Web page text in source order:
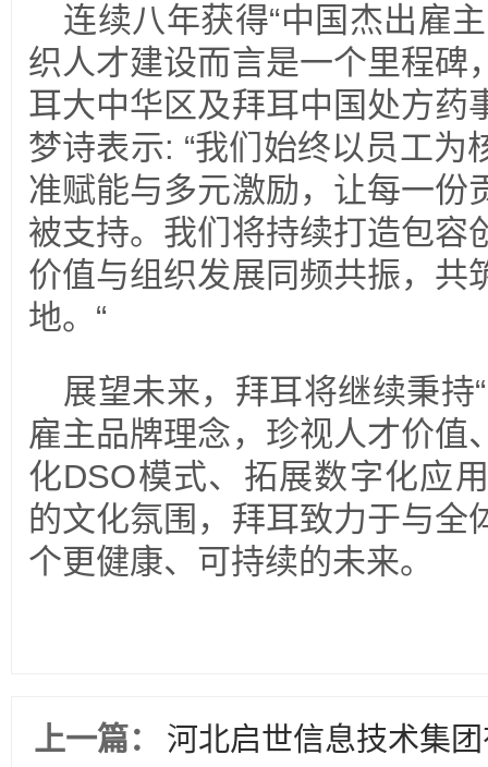
连续八年获得“中国杰出雇
织人才建设而言是一个里程碑
耳大中华区及拜耳中国处方药
梦诗表示: “我们始终以员工为
准赋能与多元激励，让每一份
被支持。我们将持续打造包容
价值与组织发展同频共振，共
地。“
展望未来，拜耳将继续秉持
雇主品牌理念，珍视人才价值
化DSO模式、拓展数字化应
的文化氛围，拜耳致力于与全
个更健康、可持续的未来。
上一篇：
河北启世信息技术集